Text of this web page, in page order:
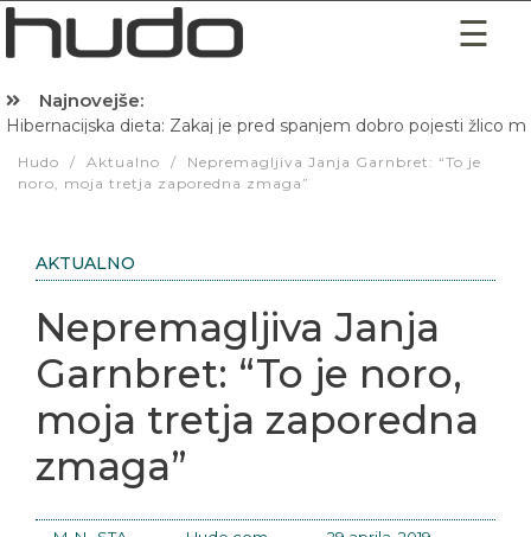
Najnovejše:
Hibernacijska dieta: Zakaj je pred spanjem dobro pojesti žlico
Hudo / Aktualno /
Nepremagljiva Janja Garnbret: “To je
noro, moja tretja zaporedna zmaga”
AKTUALNO
Nepremagljiva Janja
Garnbret: “To je noro,
moja tretja zaporedna
zmaga”